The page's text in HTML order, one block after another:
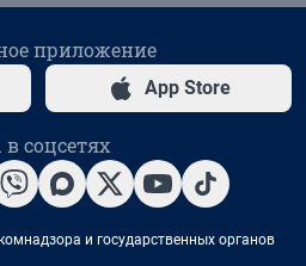
приложение
App Store
соцсетях
и государственных органов